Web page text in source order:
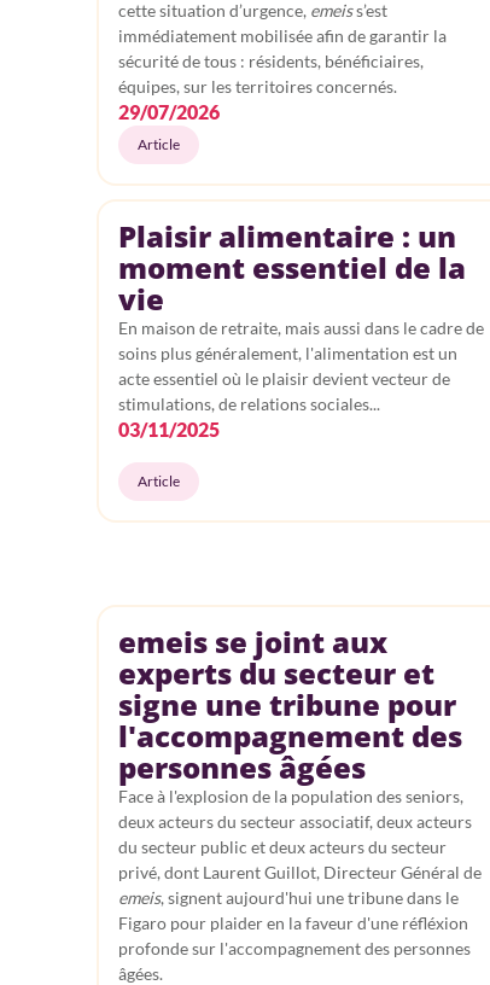
cette situation d’urgence, emeiss’est
immédiatement mobilisée afin de garantir la
sécurité de tous : résidents, bénéficiaires,
équipes, sur les territoires concernés.
29/07/2026
Article
Plaisir alimentaire : un
moment essentiel de la
vie
En maison de retraite, mais aussi dans le cadre de
soins plus généralement, l'alimentation est un
acte essentiel où le plaisir devient vecteur de
stimulations, de relations sociales...
03/11/2025
Article
emeis se joint aux
experts du secteur et
signe une tribune pour
l'accompagnement des
personnes âgées
Face à l'explosion de la population des seniors,
deux acteurs du secteur associatif, deux acteurs
du secteur public et deux acteurs du secteur
privé, dont Laurent Guillot, Directeur Général de
emeis, signent aujourd'hui une tribune dans le
Figaro pour plaider en la faveur d'une réfléxion
profonde sur l'accompagnement des personnes
âgées.